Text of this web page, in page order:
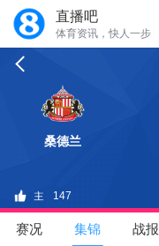
直播吧
体育资讯，快人一步
桑德兰
147
赛况 集锦 战报